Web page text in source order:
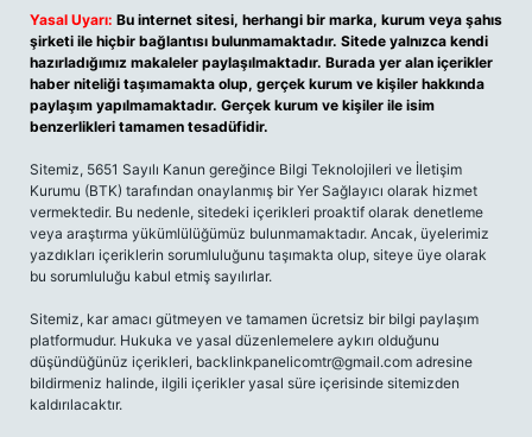
Yasal Uyarı: Bu internet sitesi, herhangi bir marka, kurum veya şahıs
şirketi ile hiçbir bağlantısı bulunmamaktadır. Sitede yalnızca kendi
hazırladığımız makaleler paylaşılmaktadır. Burada yer alan içerikler
haber niteliği taşımamakta olup, gerçek kurum ve kişiler hakkında
paylaşım yapılmamaktadır. Gerçek kurum ve kişiler ile isim
benzerlikleri tamamen tesadüfidir.
Sitemiz, 5651 Sayılı Kanun gereğince Bilgi Teknolojileri ve İletişim
Kurumu (BTK) tarafından onaylanmış bir Yer Sağlayıcı olarak hizmet
vermektedir. Bu nedenle, sitedeki içerikleri proaktif olarak denetleme
veya araştırma yükümlülüğümüz bulunmamaktadır. Ancak, üyelerimiz
yazdıkları içeriklerin sorumluluğunu taşımakta olup, siteye üye olarak
bu sorumluluğu kabul etmiş sayılırlar.
Sitemiz, kar amacı gütmeyen ve tamamen ücretsiz bir bilgi paylaşım
platformudur. Hukuka ve yasal düzenlemelere aykırı olduğunu
düşündüğünüz içerikleri, backlinkpanelicomtr@gmail.com adresine
bildirmeniz halinde, ilgili içerikler yasal süre içerisinde sitemizden
kaldırılacaktır.